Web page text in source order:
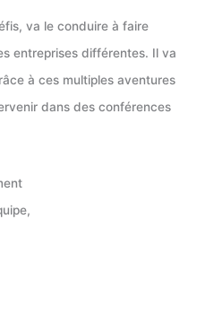
va le conduire à faire
entreprises différentes. Il va
à ces multiples aventures
dans des conférences